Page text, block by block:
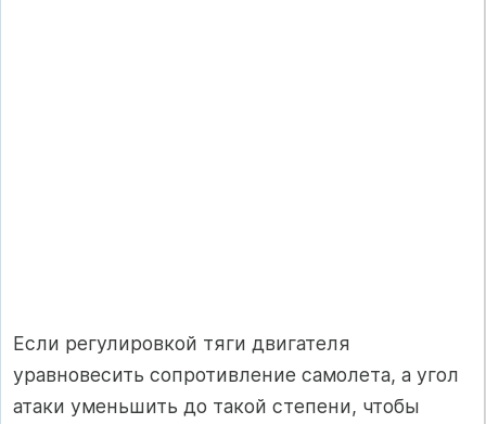
Если регулировкой тяги двигателя
уравновесить сопротивление самолета, а угол
атаки уменьшить до такой степени, чтобы